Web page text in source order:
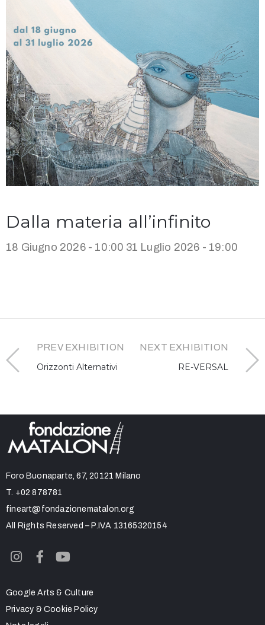
Dalla materia all’infinito
18 Giugno 2026 - 10:00 31 Luglio 2026 - 19:00
PREV EXHIBITION
Orizzonti Alternativi
NEXT EXHIBITION
RE-VERSAL
Foro Buonaparte, 67, 20121 Milano
T. +02 878781
fineart@fondazionematalon.org
All Rights Reserved – P.IVA 13165320154
Google Arts & Culture
Privacy & Cookie Policy